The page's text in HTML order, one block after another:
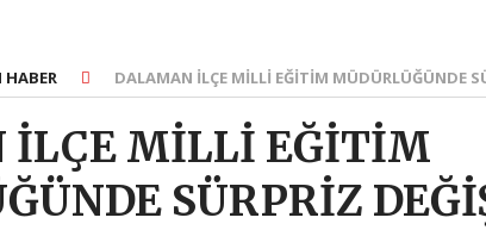
DALAMAN İLÇE MİLLİ EĞİTİM MÜDÜRLÜĞÜNDE
İLÇE MİLLİ EĞİTİM
SÜRPRİZ